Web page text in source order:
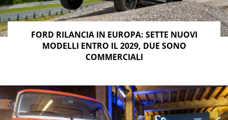
FORD RILANCIA IN EUROPA: SETTE NUOVI
MODELLI ENTRO IL 2029, DUE SONO
COMMERCIALI